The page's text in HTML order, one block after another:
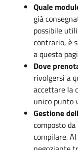
Quale
già
possibile
contrario, è
a questa
Dove
rivolgersi a
accettare la
unico punto
Gestione
composto
compilare.